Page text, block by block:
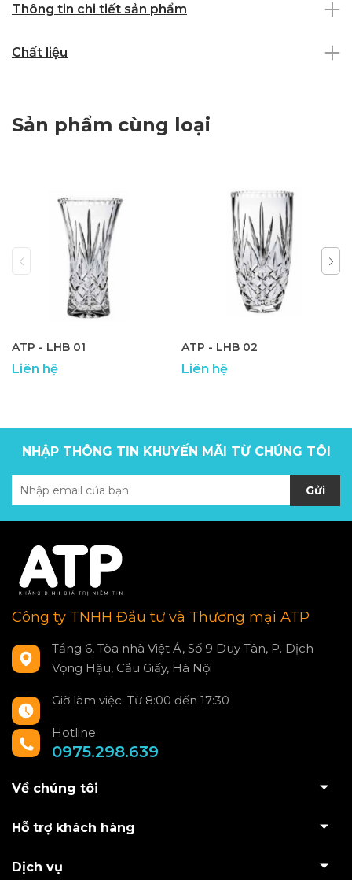
Thông tin chi tiết sản phẩm
Chất liệu
Sản phẩm cùng loại
ATP - LHB 01
Liên hệ
ATP - LHB 02
Liên hệ
NHẬP THÔNG TIN KHUYẾN MÃI TỪ CHÚNG TÔI
Gửi
Công ty TNHH Đầu tư và Thương mại ATP
Tầng 6, Tòa nhà Việt Á, Số 9 Duy Tân, P. Dịch
Vọng Hậu, Cầu Giấy, Hà Nội
Giờ làm việc: Từ 8:00 đến 17:30
Hotline
0975.298.639
Về chúng tôi
Hỗ trợ khách hàng
Dịch vụ